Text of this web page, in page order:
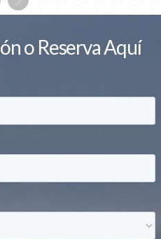
o Reserva Aquí